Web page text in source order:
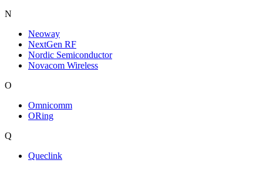
N
Neoway
NextGen RF
Nordic Semiconductor
Novacom Wireless
O
Omnicomm
ORing
Q
Queclink